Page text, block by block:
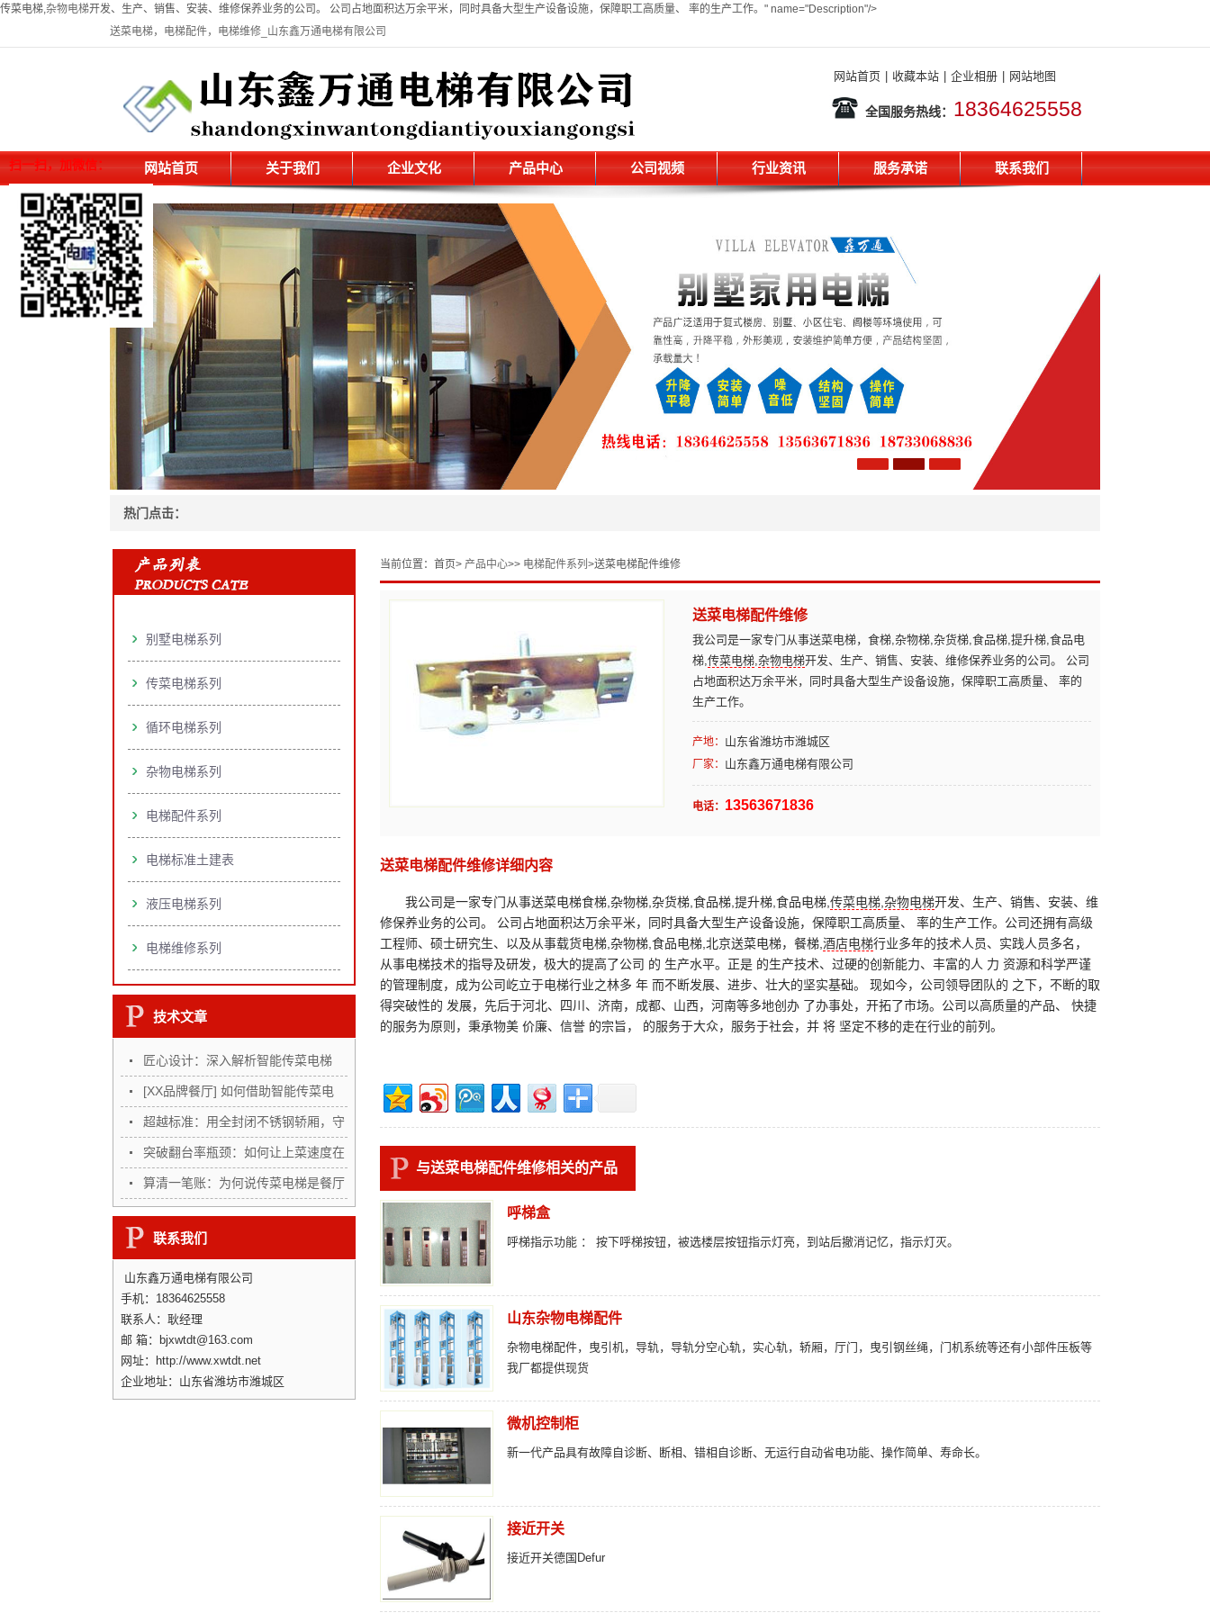
传菜电梯,杂物电梯开发、生产、销售、安装、维修保养业务的公司。 公司占地面积达万余平米，同时具备大型生产设备设施，保障职工高质量、 率的生产工作。" name="Description"/>
送菜电梯，电梯配件，电梯维修_山东鑫万通电梯有限公司
网站首页 收藏本站 企业相册 网站地图
全国服务热线： 18364625558
网站首页 关于我们 企业文化 产品中心 公司视频 行业资讯 服务承诺 联系我们
热门点击：
当前位置： 首页> 产品中心>> 电梯配件系列 >送菜电梯配件维修
送菜电梯配件维修
我公司是一家专门从事送菜电梯，食梯,杂物梯,杂货梯,食品梯,提升梯,食品电
梯,传菜电梯,杂物电梯开发、生产、销售、安装、维修保养业务的公司。 公司
占地面积达万余平米，同时具备大型生产设备设施，保障职工高质量、 率的
生产工作。
产地： 山东省潍坊市潍城区
厂家： 山东鑫万通电梯有限公司
电话： 13563671836
送菜电梯配件维修详细内容
我公司是一家专门从事送菜电梯食梯,杂物梯,杂货梯,食品梯,提升梯,食品电梯, 传菜电梯 杂物电梯开发、生产、销售、安装、维
修保养业务的公司。 公司占地面积达万余平米，同时具备大型生产设备设施，保障职工高质量、 率的生产工作。公司还拥有高级
工程师、硕士研究生、以及从事载货电梯,杂物梯,食品电梯,北京送菜电梯，餐梯, 酒店电梯行业多年的技术人员、实践人员多名，
从事电梯技术的指导及研发，极大的提高了公司 的 生产水平。正是 的生产技术、过硬的创新能力、丰富的人 力 资源和科学严谨
的管理制度，成为公司屹立于电梯行业之林多 年 而不断发展、进步、壮大的坚实基础。 现如今，公司领导团队的 之下，不断的取
得突破性的 发展，先后于河北、四川、济南，成都、山西，河南等多地创办 了办事处，开拓了市场。公司以高质量的产品、 快捷
的服务为原则，秉承物美 价廉、信誉 的宗旨， 的服务于大众，服务于社会，并 将 坚定不移的走在行业的前列。
与送菜电梯配件维修相关的产品
呼梯盒
呼梯指示功能 ： 按下呼梯按钮，被选楼层按钮指示灯亮，到站后撤消记忆，指示灯灭。
山东杂物电梯配件
杂物电梯配件，曳引机，导轨，导轨分空心轨，实心轨，轿厢，厅门，曳引钢丝绳，门机系统等还有小部件压板等
我厂都提供现货
微机控制柜
新一代产品具有故障自诊断、断相、错相自诊断、无运行自动省电功能、操作简单、寿命长。
接近开关
接近开关德国Defur
别墅电梯系列
传菜电梯系列
循环电梯系列
杂物电梯系列
电梯配件系列
电梯标准土建表
液压电梯系列
电梯维修系列
技术文章
匠心设计：深入解析智能传菜电梯
的…
[XX品牌餐厅] 如何借助智能传菜电
梯…
超越标准：用全封闭不锈钢轿厢，守
护…
突破翻台率瓶颈：如何让上菜速度在
高…
算清一笔账：为何说传菜电梯是餐厅
联系我们
山东鑫万通电梯有限公司
手机：18364625558
联系人：耿经理
邮 箱：bjxwtdt@163.com
网址：http://www.xwtdt.net
企业地址：山东省潍坊市潍城区
扫一扫，加微信：